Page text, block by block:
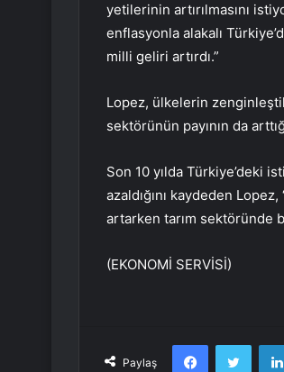
yetilerinin artırılmasını
enflasyonla alakalı
milli geliri artırdı.”
Lopez, ülkelerin
sektörünün payının da
Son 10 yılda Türkiye’deki
azaldığını kaydeden
artarken tarım sektöründe
(EKONOMİ SERVİSİ)
Paylaş
Facebook